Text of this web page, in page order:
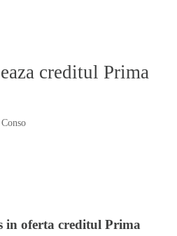
creditul Prima
Conso
in oferta creditul Prima